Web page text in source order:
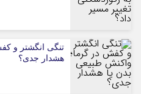
تنگی انگشتر و
هشدار جدی؟